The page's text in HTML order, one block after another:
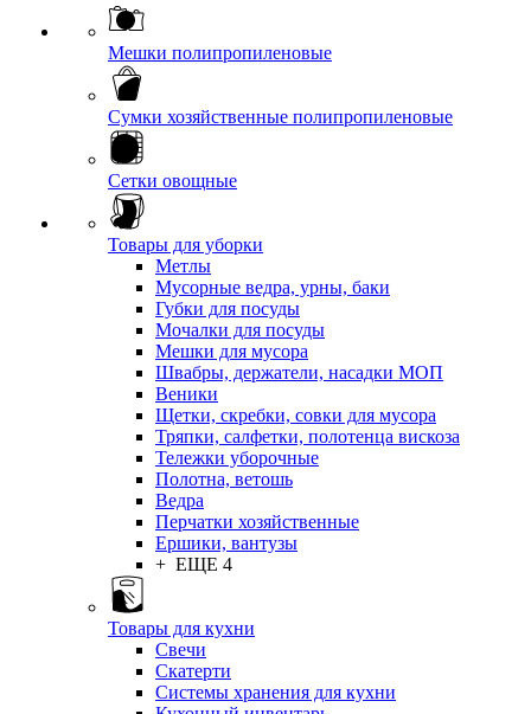
Мешки полипропиленовые
Сумки хозяйственные полипропиленовые
Сетки овощные
Товары для уборки
Метлы
Мусорные ведра, урны, баки
Губки для посуды
Мочалки для посуды
Мешки для мусора
Швабры, держатели, насадки МОП
Веники
Щетки, скребки, совки для мусора
Тряпки, салфетки, полотенца вискоза
Тележки уборочные
Полотна, ветошь
Ведра
Перчатки хозяйственные
Ершики, вантузы
+ ЕЩЕ 4
Товары для кухни
Свечи
Скатерти
Системы хранения для кухни